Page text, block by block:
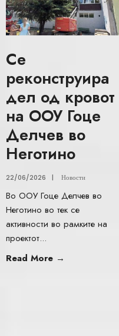
Се
реконструира
дел од кровот
на ООУ Гоце
Делчев во
Неготино
22/06/2026 | Новости
Во ООУ Гоце Делчев во
Неготино во тек се
активности во рамките на
проектот...
Read More →